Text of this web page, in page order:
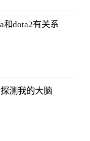
和dota2有关系
测我的大脑